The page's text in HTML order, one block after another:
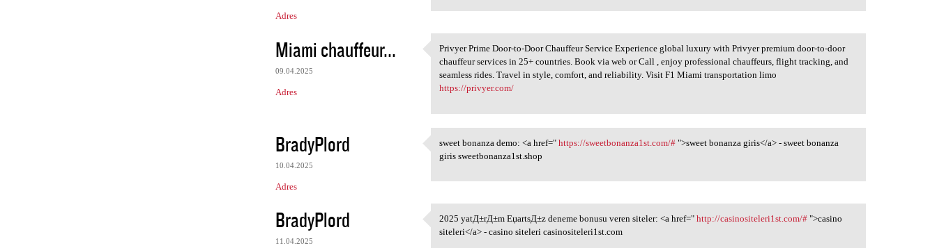
Adres
Miami chauffeur...
09.04.2025
Adres
Privyer Prime Door-to-Door
Privyer Prime Door-to-Door Chauffeur Service Experience global luxury with Privyer premium door-to-door
chauffeur services in 25+ countries. Book via web or Call , enjoy professional chauffeurs, flight tracking, and
seamless rides. Travel in style, comfort, and reliability. Visit F1 Miami transportation limo
https://privyer.com/
BradyPlord
10.04.2025
Adres
sweet bonanza demo: <a href="
sweet bonanza demo: <a href="https://sweetbonanza1st.com/# ">sweet bonanza giris</a> - sweet bonanza
giris sweetbonanza1st.shop
BradyPlord
11.04.2025
2025 yatД±rД±m ЕџartsД±z
2025 yatД±rД±m ЕџartsД±z deneme bonusu veren siteler: <a href="http://casinositeleri1st.com/# ">casino
siteleri</a> - casino siteleri casinositeleri1st.com